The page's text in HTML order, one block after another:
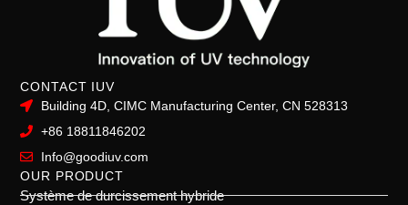
CONTACT IUV
Building 4D, CIMC Manufacturing Center, CN 528313
+86 18811846202
Info@goodiuv.com
OUR PRODUCT
Système de durcissement hybride